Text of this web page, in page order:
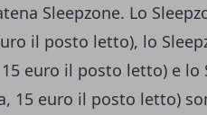
Sleepzone. Lo
il posto letto), lo
euro il posto letto) e lo
15 euro il posto letto)